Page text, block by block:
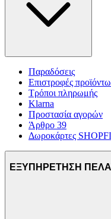
Παραδόσεις
Επιστροφές
Τρόποι πληρωμής
Klarna
Προστασία αγορών
Άρθρο 39
Δωροκάρτες
ΕΞΥΠΗΡΕΤΗΣΗ